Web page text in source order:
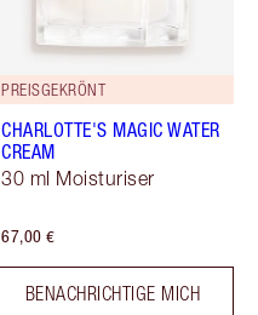
PREISGEKRÖNT
CHARLOTTE'S MAGIC WATER
CREAM
30 ml Moisturiser
67,00 €
BENACHRICHTIGE MICH